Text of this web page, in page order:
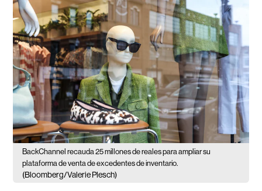
BackChannel recauda 25 millones de reales para ampliar su
plataforma de venta de excedentes de inventario.
(Bloomberg/Valerie Plesch)